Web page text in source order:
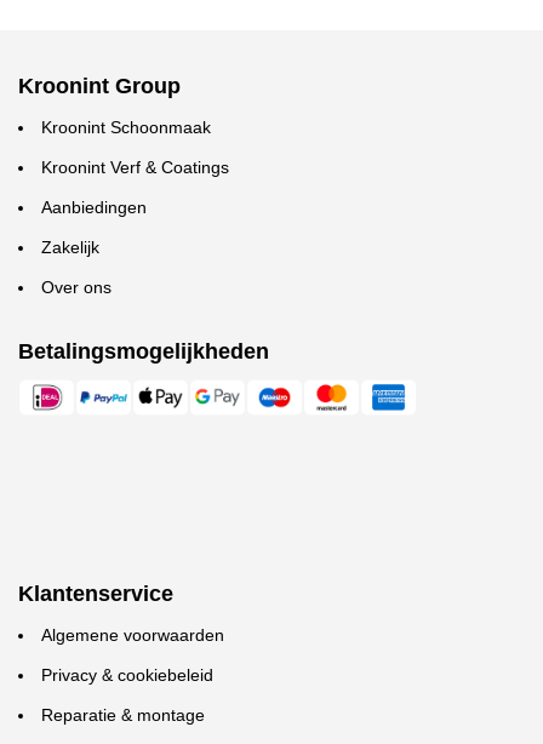
Kroonint Group
Kroonint Schoonmaak
Kroonint Verf & Coatings
Aanbiedingen
Zakelijk
Over ons
Betalingsmogelijkheden
Klantenservice
Algemene voorwaarden
Privacy & cookiebeleid
Reparatie & montage